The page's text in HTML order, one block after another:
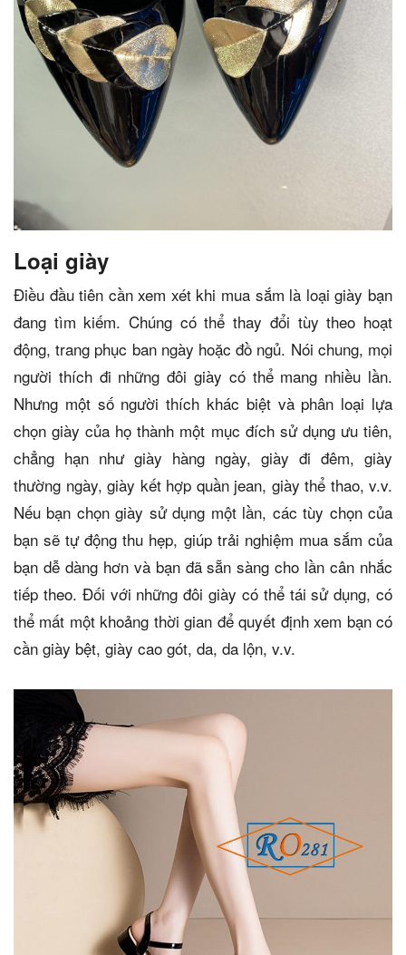
Loại giày
Điều đầu tiên cần xem xét khi mua sắm là loại giày bạn
đang tìm kiếm. Chúng có thể thay đổi tùy theo hoạt
động, trang phục ban ngày hoặc đồ ngủ. Nói chung, mọi
người thích đi những đôi giày có thể mang nhiều lần.
Nhưng một số người thích khác biệt và phân loại lựa
chọn giày của họ thành một mục đích sử dụng ưu tiên,
chẳng hạn như giày hàng ngày, giày đi đêm, giày
thường ngày, giày kết hợp quần jean, giày thể thao, v.v.
Nếu bạn chọn giày sử dụng một lần, các tùy chọn của
bạn sẽ tự động thu hẹp, giúp trải nghiệm mua sắm của
bạn dễ dàng hơn và bạn đã sẵn sàng cho lần cân nhắc
tiếp theo. Đối với những đôi giày có thể tái sử dụng, có
thể mất một khoảng thời gian để quyết định xem bạn có
cần giày bệt, giày cao gót, da, da lộn, v.v.